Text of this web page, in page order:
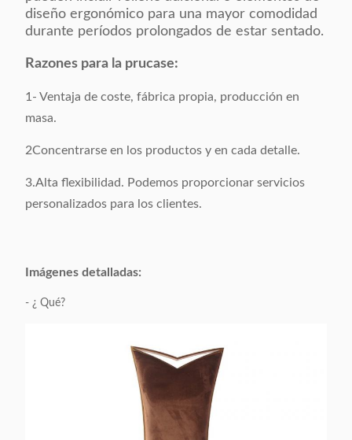
El color: No se puede optar
producto:
Como muestra
Material de la
Volumen del
Adultos
Es aceptable.
diseño ergonómico para una mayor comodidad
durante períodos prolongados de estar sentado.
Razones para la prucase:
1- Ventaja de coste, fábrica propia, producción en
masa.
2Concentrarse en los productos y en cada detalle.
3.Alta flexibilidad. Podemos proporcionar servicios
personalizados para los clientes.
Imágenes detalladas:
- ¿ Qué?